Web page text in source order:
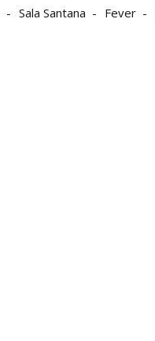
Sala Santana Fever